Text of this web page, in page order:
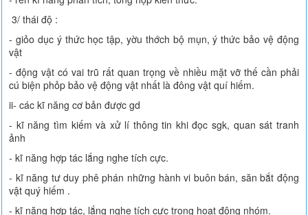
3/ thái độ :
- giỏo dục ý thức học tập, yờu thớch bộ mụn, ý thức bảo vệ động
vật
- động vật có vai trũ rất quan trọng về nhiều mặt vỡ thế cần phải
cú biện phỏp bảo vệ động vật nhất là đông vật quí hiếm.
ii- các kĩ năng cơ bản được gd
- kĩ năng tìm kiếm và xử lí thông tin khi đọc sgk, quan sát tranh
ảnh
- kĩ năng hợp tác lắng nghe tích cực.
- kĩ năng tư duy phê phán những hành vi buôn bán, săn bắt động
vật quý hiếm .
- kĩ năng hợp tác, lắng nghe tích cực trong hoạt động nhóm.